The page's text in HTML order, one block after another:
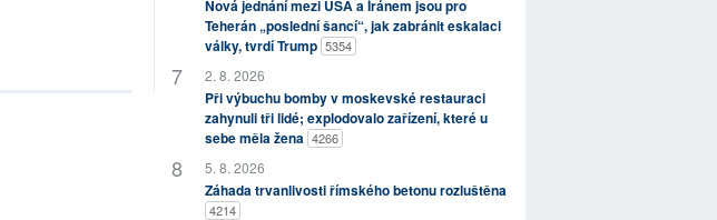
Nová jednání mezi USA a Íránem jsou pro
Teherán „poslední šancí“, jak zabránit eskalaci
války, tvrdí Trump 5354
2. 8. 2026
Při výbuchu bomby v moskevské restauraci
zahynuli tři lidé; explodovalo zařízení, které u
sebe měla žena 4266
5. 8. 2026
Záhada trvanlivosti římského betonu rozluštěna
4214